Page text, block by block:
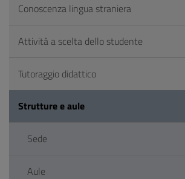
Conoscenza lingua straniera
Attività a scelta dello studente
Tutoraggio didattico
Strutture e aule
Sede
Aule